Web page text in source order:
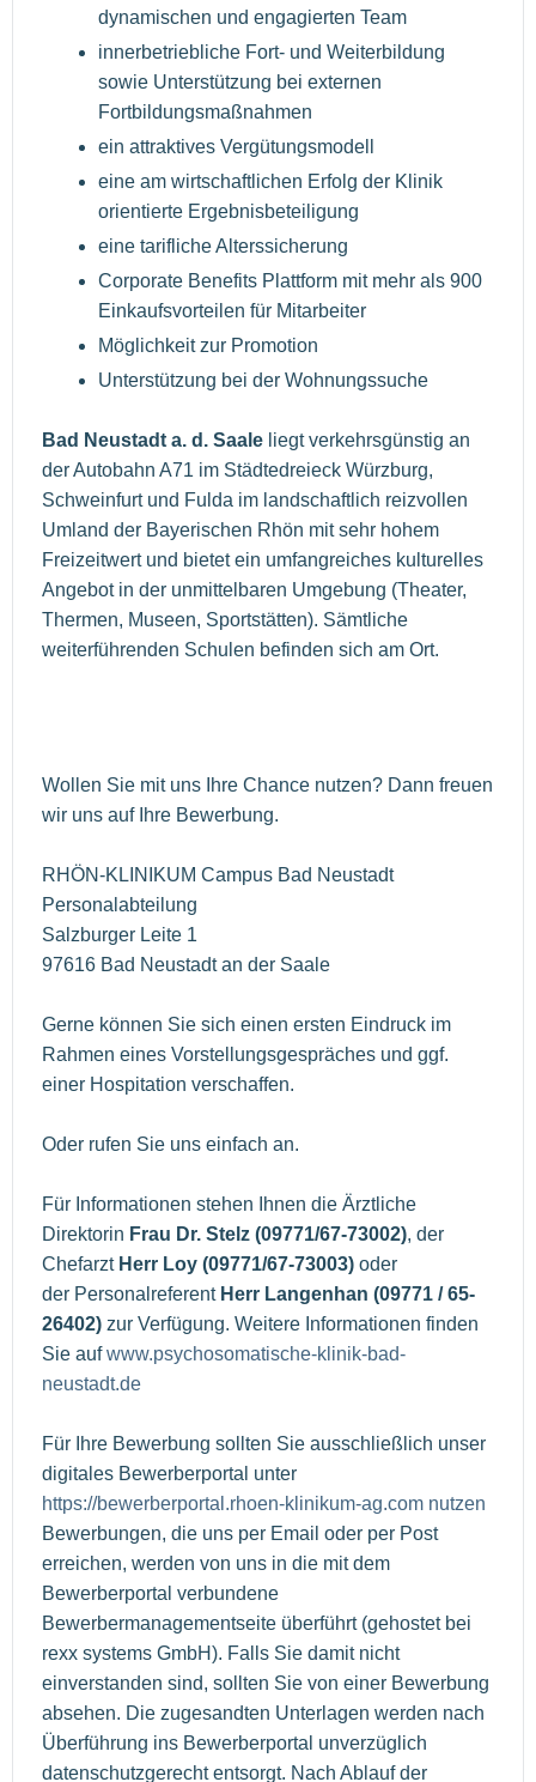
dynamischen und engagierten Team
innerbetriebliche Fort- und Weiterbildung
sowie Unterstützung bei externen
Fortbildungsmaßnahmen
ein attraktives Vergütungsmodell
eine am wirtschaftlichen Erfolg der Klinik
orientierte Ergebnisbeteiligung
eine tarifliche Alterssicherung
Corporate Benefits Plattform mit mehr als 900
Einkaufsvorteilen für Mitarbeiter
Möglichkeit zur Promotion
Unterstützung bei der Wohnungssuche
Bad Neustadt a. d. Saale liegt verkehrsgünstig an
der Autobahn A71 im Städtedreieck Würzburg,
Schweinfurt und Fulda im landschaftlich reizvollen
Umland der Bayerischen Rhön mit sehr hohem
Freizeitwert und bietet ein umfangreiches kulturelles
Angebot in der unmittelbaren Umgebung (Theater,
Thermen, Museen, Sportstätten). Sämtliche
weiterführenden Schulen befinden sich am Ort.
Wollen Sie mit uns Ihre Chance nutzen? Dann freuen
wir uns auf Ihre Bewerbung.
RHÖN-KLINIKUM Campus Bad Neustadt
Personalabteilung
Salzburger Leite 1
97616 Bad Neustadt an der Saale
Gerne können Sie sich einen ersten Eindruck im
Rahmen eines Vorstellungsgespräches und ggf.
einer Hospitation verschaffen.
Oder rufen Sie uns einfach an.
Für Informationen stehen Ihnen die Ärztliche
Direktorin Frau Dr. Stelz (09771/67-73002), der
Chefarzt Herr Loy (09771/67-73003) oder
der Personalreferent Herr Langenhan (09771 / 65-
26402) zur Verfügung. Weitere Informationen finden
Sie aufwww.psychosomatische-klinik-bad-
neustadt.de
Für Ihre Bewerbung sollten Sie ausschließlich unser
digitales Bewerberportal unter
https://bewerberportal.rhoen-klinikum-ag.com nutzen
Bewerbungen, die uns per Email oder per Post
erreichen, werden von uns in die mit dem
Bewerberportal verbundene
Bewerbermanagementseite überführt (gehostet bei
rexx systems GmbH). Falls Sie damit nicht
einverstanden sind, sollten Sie von einer Bewerbung
absehen. Die zugesandten Unterlagen werden nach
Überführung ins Bewerberportal unverzüglich
datenschutzgerecht entsorgt. Nach Ablauf der